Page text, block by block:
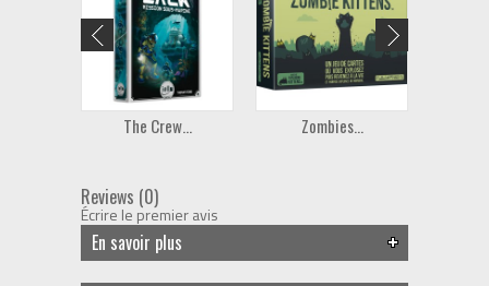
The Crew... Zombies...
Reviews (0)
Écrire le premier avis
En savoir plus